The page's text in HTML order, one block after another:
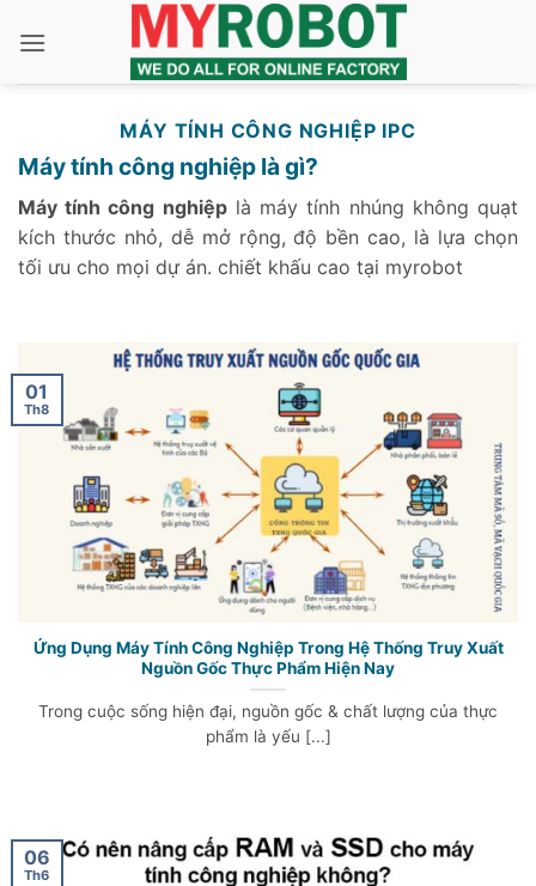
qua
MÁY TÍNH CÔNG NGHIỆP IPC
Máy tính công nghiệp là gì?
Máy tính công nghiệplà máy tính nhúng không quạt
kích thước nhỏ, dễ mở rộng, độ bền cao, là lựa chọn
tối ưu cho mọi dự án. chiết khấu cao tại myrobot
Ứng Dụng Máy Tính Công Nghiệp Trong Hệ Thống Truy Xuất
Nguồn Gốc Thực Phẩm Hiện Nay
Trong cuộc sống hiện đại, nguồn gốc & chất lượng của thực
phẩm là yếu [...]
01
Th8
06
Th6